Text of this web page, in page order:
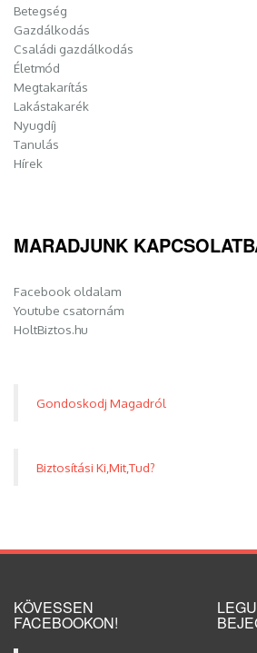
Betegség
Gazdálkodás
Családi gazdálkodás
Életmód
Megtakarítás
Lakástakarék
Nyugdíj
Tanulás
Hírek
MARADJUNK
Facebook oldalam
Youtube csatornám
HoltBiztos.hu
Gondoskodj Magadról
Biztosítási Ki,Mit,Tud?
KÖVESSEN
FACEBOOKON!